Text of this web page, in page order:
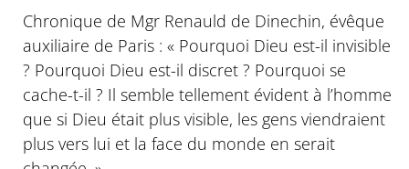
Chronique de Mgr Renauld de Dinechin, évêque
auxiliaire de Paris : « Pourquoi Dieu est-il invisible
? Pourquoi Dieu est-il discret ? Pourquoi se
cache-t-il ? Il semble tellement évident à l’homme
que si Dieu était plus visible, les gens viendraient
plus vers lui et la face du monde en serait